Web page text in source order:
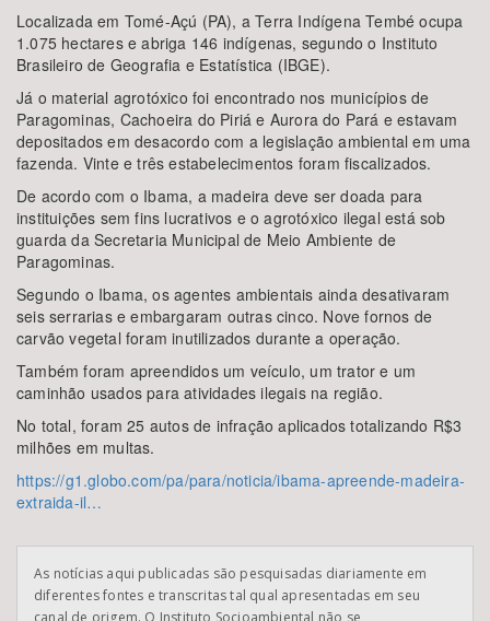
Localizada em Tomé-Açú (PA), a Terra Indígena Tembé ocupa
1.075 hectares e abriga 146 indígenas, segundo o Instituto
Brasileiro de Geografia e Estatística (IBGE).
Já o material agrotóxico foi encontrado nos municípios de
Paragominas, Cachoeira do Piriá e Aurora do Pará e estavam
depositados em desacordo com a legislação ambiental em uma
fazenda. Vinte e três estabelecimentos foram fiscalizados.
De acordo com o Ibama, a madeira deve ser doada para
instituições sem fins lucrativos e o agrotóxico ilegal está sob
guarda da Secretaria Municipal de Meio Ambiente de
Paragominas.
Segundo o Ibama, os agentes ambientais ainda desativaram
seis serrarias e embargaram outras cinco. Nove fornos de
carvão vegetal foram inutilizados durante a operação.
Também foram apreendidos um veículo, um trator e um
caminhão usados para atividades ilegais na região.
No total, foram 25 autos de infração aplicados totalizando R$3
milhões em multas.
https://g1.globo.com/pa/para/noticia/ibama-apreende-madeira-
extraida-il…
As notícias aqui publicadas são pesquisadas diariamente em
diferentes fontes e transcritas tal qual apresentadas em seu
canal de origem. O Instituto Socioambiental não se